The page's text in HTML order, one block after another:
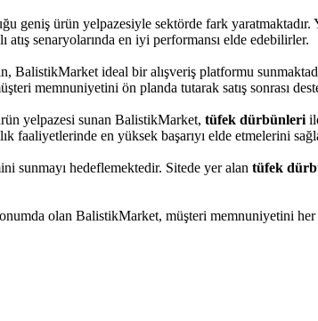
geniş ürün yelpazesiyle sektörde fark
senaryolarında en iyi performansı elde edebilirler.
BalistikMarket ideal bir alışveriş platformu
memnuniyetini ön planda tutarak satış sonrası
yelpazesi sunan BalistikMarket, tüfek dürbünleri
faaliyetlerinde en yüksek başarıyı elde etmelerini
sunmayı hedeflemektedir. Sitede yer alan tüfek
olan BalistikMarket, müşteri memnuniyetini